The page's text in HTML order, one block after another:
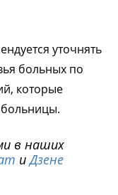
уточнять
больных по
которые
в наших
иДзене